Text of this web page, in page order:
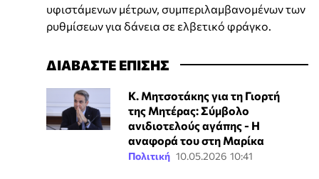
υφιστάμενων μέτρων, συμπεριλαμβανομένων των
ρυθμίσεων για δάνεια σε ελβετικό φράγκο.
ΔΙΑΒΑΣΤΕ ΕΠΙΣΗΣ
Κ. Μητσοτάκης για τη Γιορτή
της Μητέρας: Σύμβολο
ανιδιοτελούς αγάπης - Η
αναφορά του στη Μαρίκα
Πολιτική 10.05.2026 10:41